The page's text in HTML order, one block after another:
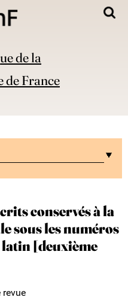
de la
France
conservés à la
sous les numéros
[deuxième
revue